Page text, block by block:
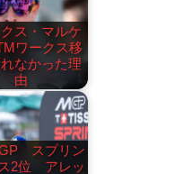
ス・マルケ
ワークス移
なかった理
由
GP スプリン
2位 アレッ